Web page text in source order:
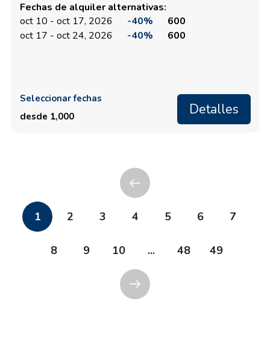
Fechas de alquiler alternativas:
oct 10 - oct 17, 2026
-40%
600
oct 17 - oct 24, 2026
-40% 600
Seleccionar fechas
desde 1,000
Detalles
1 2 3 4 5 6 7
8 9 10 ... 48 49